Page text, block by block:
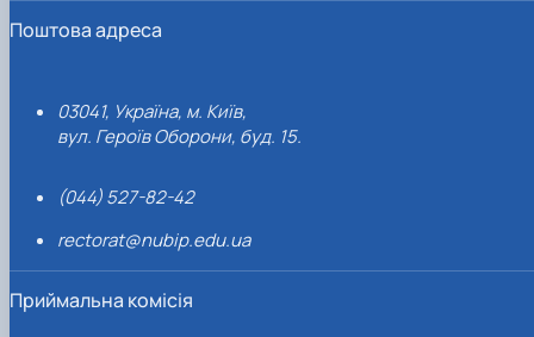
Поштова адреса
03041, Україна, м. Київ,
вул. Героїв Оборони, буд. 15.
(044) 527-82-42
rectorat@nubip.edu.ua
Приймальна комісія